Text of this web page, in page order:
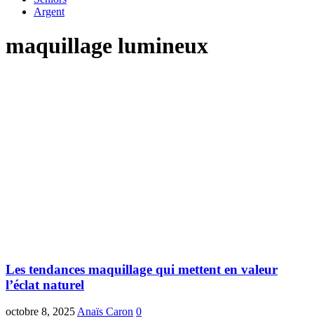
Argent
maquillage lumineux
Les tendances maquillage qui mettent en valeur
l’éclat naturel
octobre 8, 2025 Anaïs Caron 0